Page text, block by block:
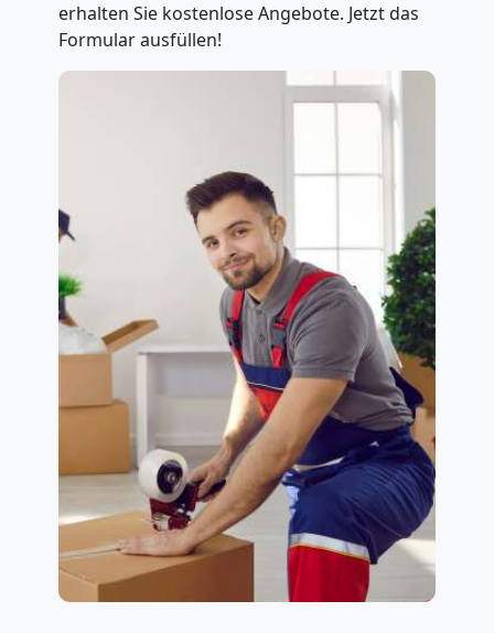
erhalten Sie kostenlose Angebote. Jetzt das
Formular ausfüllen!